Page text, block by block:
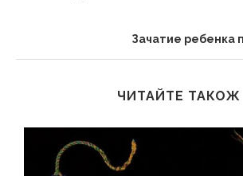
Зачатие ребенка
ЧИТАЙТЕ ТАКОЖ